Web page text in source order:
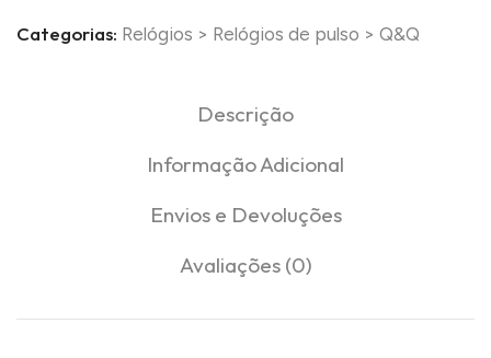
Categorias: Relógios > Relógios de pulso > Q&Q
Descrição
Informação Adicional
Envios e Devoluções
Avaliações (0)